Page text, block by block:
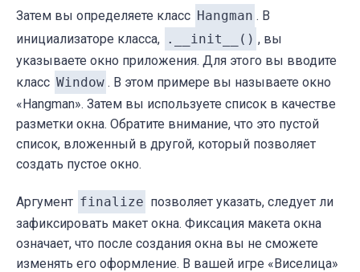
Затем вы определяете класс Hangman . В
инициализаторе класса, .__init__() , вы
указываете окно приложения. Для этого вы вводите
класс Window . В этом примере вы называете окно
«Hangman». Затем вы используете список в качестве
разметки окна. Обратите внимание, что это пустой
список, вложенный в другой, который позволяет
создать пустое окно.
Аргумент finalize позволяет указать, следует ли
зафиксировать макет окна. Фиксация макета окна
означает, что после создания окна вы не сможете
изменять его оформление. В вашей игре «Виселица»